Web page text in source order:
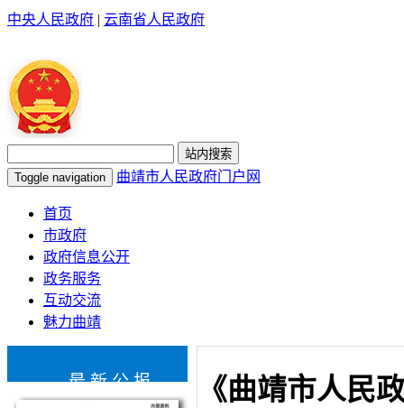
中央人民政府 | 云南省人民政府
站内搜索
Toggle navigation
曲靖市人民政府门户网
首页
市政府
政府信息公开
政务服务
互动交流
魅力曲靖
最新公报 《曲靖市人民